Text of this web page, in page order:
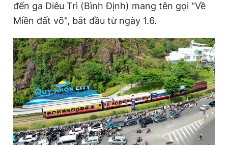
Thông tin tòa soạn Liên hệ quảng cáo
Đọc Thanh Niên trên điện thoại
đến ga Diêu Trì (Bình Định) mang tên gọi "Về
Miền đất võ", bắt đầu từ ngày 1.6.